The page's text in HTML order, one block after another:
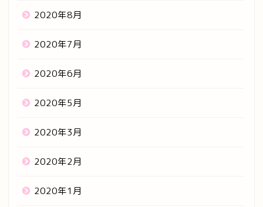
2020年8月
2020年7月
2020年6月
2020年5月
2020年3月
2020年2月
2020年1月